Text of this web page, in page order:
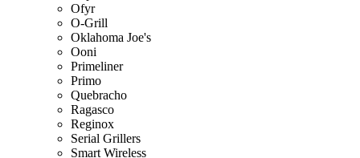
Ofyr
O-Grill
Oklahoma Joe's
Ooni
Primeliner
Primo
Quebracho
Ragasco
Reginox
Serial Grillers
Smart Wireless